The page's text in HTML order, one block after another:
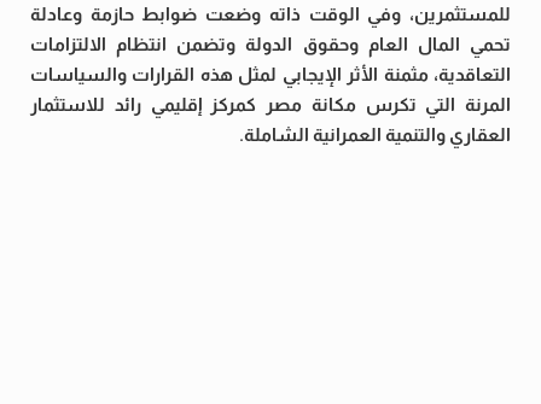
للمستثمرين، وفي الوقت ذاته وضعت ضوابط حازمة وعادلة
تحمي المال العام وحقوق الدولة وتضمن انتظام الالتزامات
التعاقدية، مثمنة الأثر الإيجابي لمثل هذه القرارات والسياسات
المرنة التي تكرس مكانة مصر كمركز إقليمي رائد للاستثمار
العقاري والتنمية العمرانية الشاملة.